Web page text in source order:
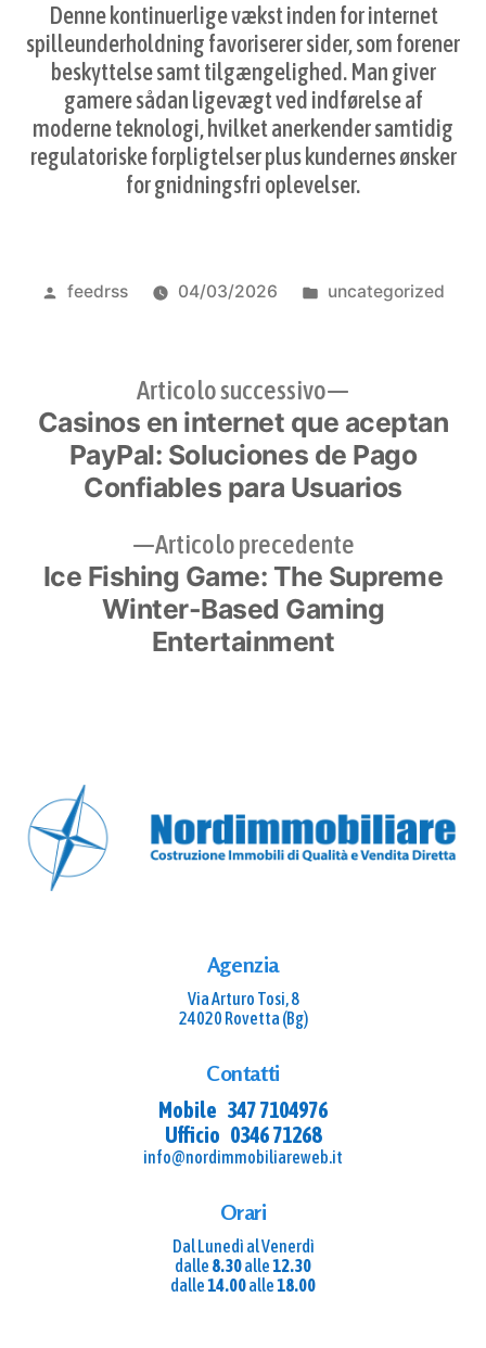
Denne kontinuerlige vækst inden for internet
spilleunderholdning favoriserer sider, som forener
beskyttelse samt tilgængelighed. Man giver
gamere sådan ligevægt ved indførelse af
moderne teknologi, hvilket anerkender samtidig
regulatoriske forpligtelser plus kundernes ønsker
for gnidningsfri oplevelser.
Pubblicato
feedrss 04/03/2026
Pubblicato
uncategorized
Navigazione
articoli
Articolo precedenteArticolo
precedente:
Ice Fishing Game: The Supreme
Winter-Based Gaming
Entertainment
Articolo successivo
successivo:
Casinos en internet que aceptan
PayPal: Soluciones de Pago
Confiables para Usuarios
Agenzia
Via Arturo Tosi, 8
24020 Rovetta (Bg)
Contatti
Mobile 347 7104976
Ufficio 0346 71268
info@nordimmobiliareweb.it
Orari
Dal Lunedì al Venerdì
dalle 8.30alle12.30
dalle14.00alle18.00